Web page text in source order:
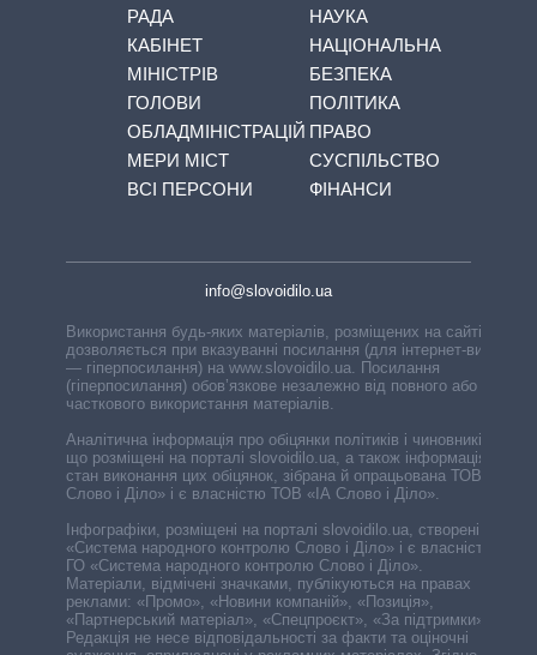
РАДА
КАБІНЕТ
МІНІСТРІВ
ГОЛОВИ
ОБЛАДМІНІСТРАЦІЙ
МЕРИ МІСТ
ВСІ ПЕРСОНИ
НАУКА
НАЦІОНАЛЬНА
БЕЗПЕКА
ПОЛІТИКА
ПРАВО
СУСПІЛЬСТВО
ФІНАНСИ
info@slovoidilo.ua
Використання будь-яких матеріалів, розміщених на сайті,
дозволяється при вказуванні посилання (для інтернет-видань
— гіперпосилання) на www.slovoidilo.ua. Посилання
(гіперпосилання) обов’язкове незалежно від повного або
часткового використання матеріалів.
Аналітична інформація про обіцянки політиків і чиновників,
що розміщені на порталі slovoidilo.ua, а також інформація про
стан виконання цих обіцянок, зібрана й опрацьована ТОВ «ІА
Слово і Діло» і є власністю ТОВ «ІА Слово і Діло».
Інфографіки, розміщені на порталі slovoidilo.ua, створені ГО
«Система народного контролю Слово і Діло» і є власністю
ГО «Система народного контролю Слово і Діло».
Матеріали, відмічені значками, публікуються на правах
реклами: «Промо», «Новини компаній», «Позиція»,
«Партнерський матеріал», «Спецпроєкт», «За підтримки».
Редакція не несе відповідальності за факти та оціночні